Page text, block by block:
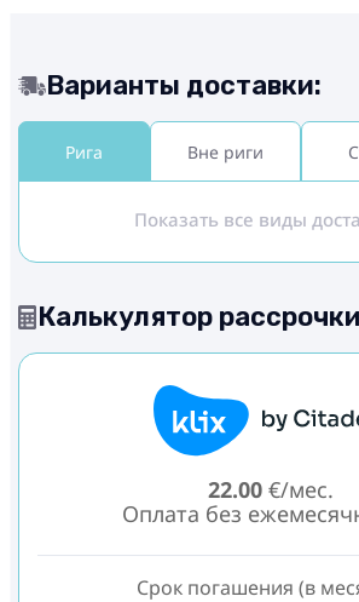
Варианты доставки:
Рига Вне риги
Показать все виды
Калькулятор
22.00 €/мес.
Оплата без
Срок погашения (в